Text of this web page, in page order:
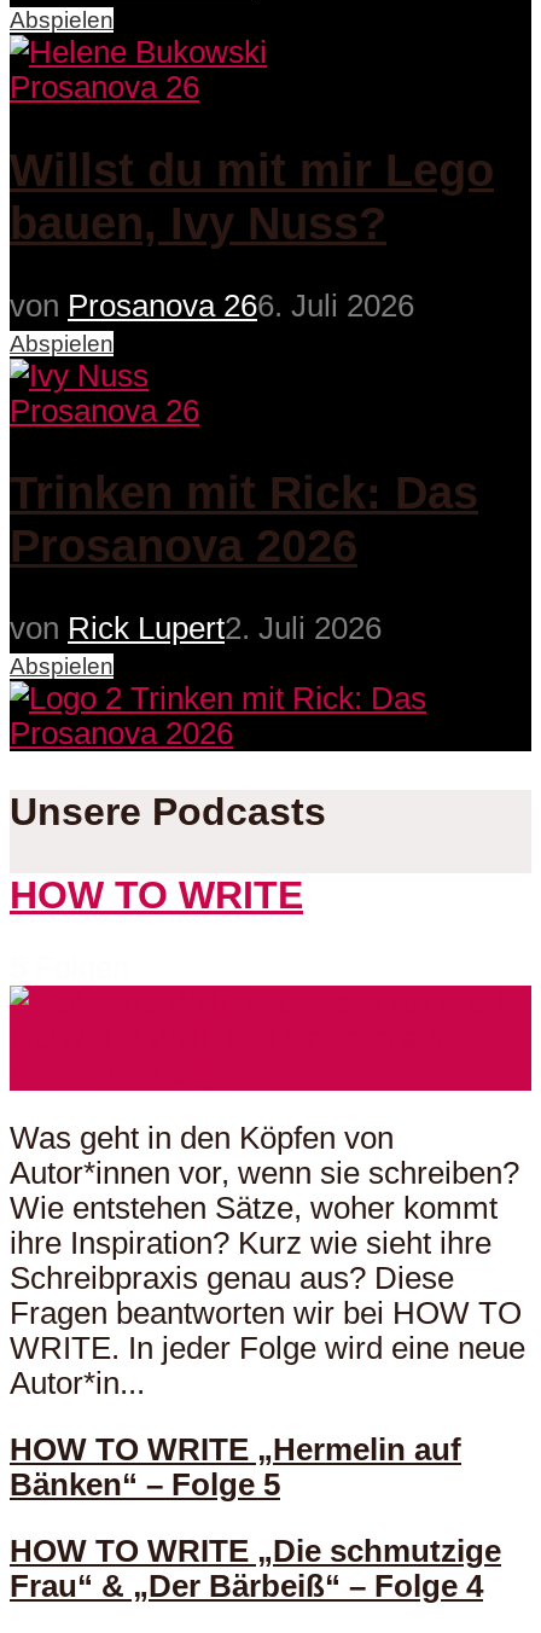
Abspielen
Prosanova 26
Willst du mit mir Lego
bauen, Ivy Nuss?
von Prosanova 266. Juli 2026
Abspielen
Prosanova 26
Trinken mit Rick: Das
Prosanova 2026
von Rick Lupert2. Juli 2026
Abspielen
Unsere Podcasts
HOW TO WRITE
Was geht in den Köpfen von
Autor*innen vor, wenn sie schreiben?
Wie entstehen Sätze, woher kommt
ihre Inspiration? Kurz wie sieht ihre
Schreibpraxis genau aus? Diese
Fragen beantworten wir bei HOW TO
WRITE. In jeder Folge wird eine neue
Autor*in...
HOW TO WRITE „Hermelin auf
Bänken“ – Folge 5
HOW TO WRITE „Die schmutzige
Frau“ & „Der Bärbeiß“ – Folge 4